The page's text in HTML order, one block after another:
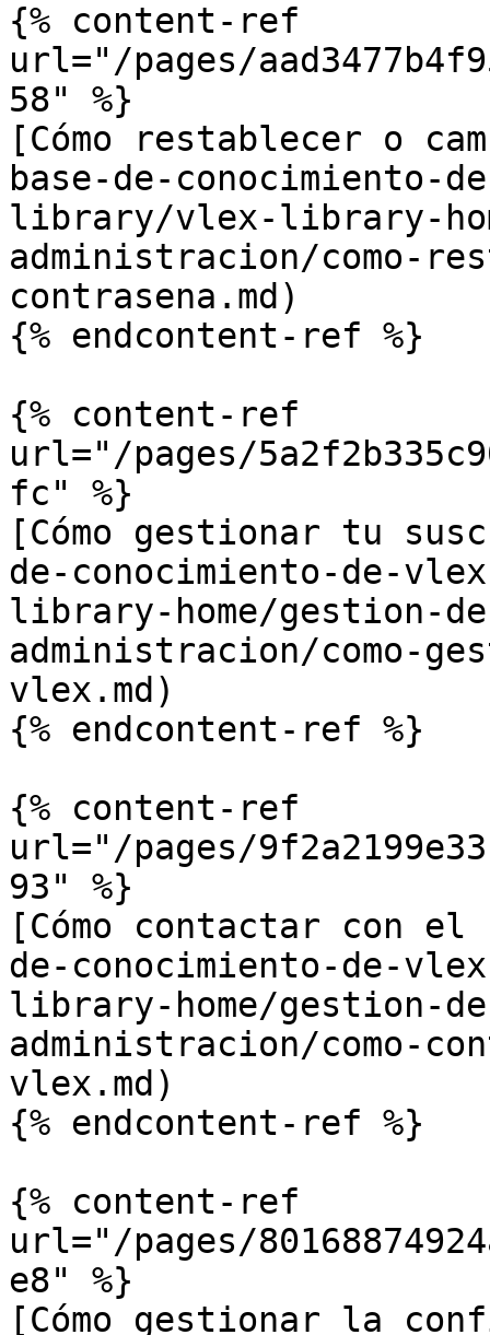
{% content-ref
url="/pages/
58" %}
[Cómo restablecer o
base-de-
library/vlex-library-
administracion/como-
contrasena.md)
{% endcontent-ref %}
{% content-ref
url="/pages/
fc" %}
[Cómo gestionar tu
de-conocimiento-de-
library-home/gestion-
administracion/como-
vlex.md)
{% endcontent-ref %}
{% content-ref
url="/pages/
93" %}
[Cómo contactar con
de-conocimiento-de-
library-home/gestion-
administracion/como-
vlex.md)
{% endcontent-ref %}
{% content-ref
url="/pages/
e8" %}
[Cómo gestionar la